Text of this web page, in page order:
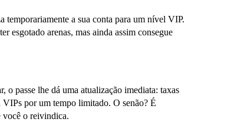
temporariamente a sua conta para um nível VIP.
esgotado arenas, mas ainda assim consegue
o passe lhe dá uma atualização imediata: taxas
VIPs por um tempo limitado. O senão? É
você o reivindica.